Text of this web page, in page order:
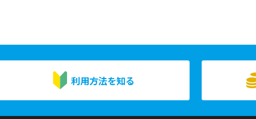
利用方法を知る